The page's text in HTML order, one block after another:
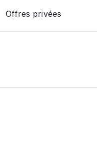
Offres privées